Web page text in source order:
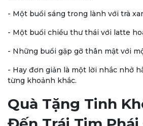
- Một buổi sáng trong lành với trà
- Một buổi chiều thư thái với latte
- Những buổi gặp gỡ thân mật với
- Hay đơn giản là một lời nhắc nhở
từng khoảnh khắc.
Quà Tặng Tinh